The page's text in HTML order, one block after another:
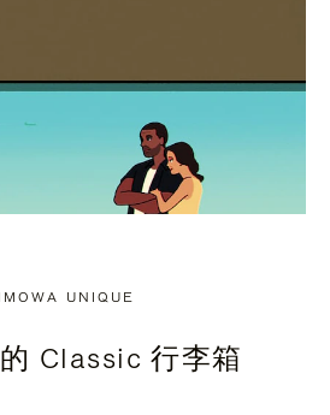
UNIQUE
Classic 行李箱